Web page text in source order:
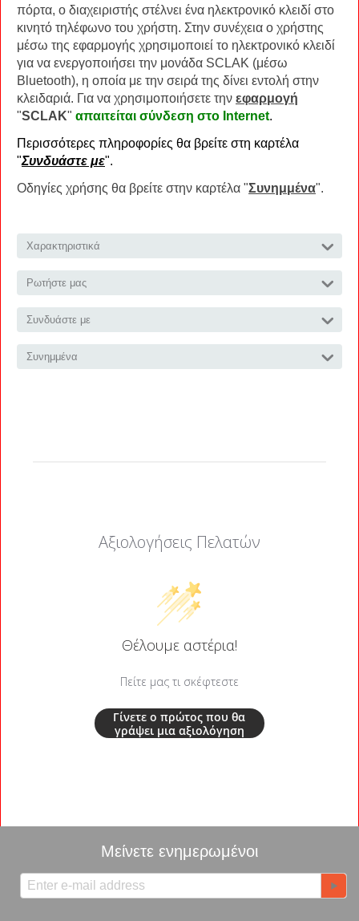
πόρτα, ο διαχειριστής στέλνει ένα ηλεκτρονικό κλειδί στο
κινητό τηλέφωνο του χρήστη. Στην συνέχεια ο χρήστης
μέσω της εφαρμογής χρησιμοποιεί το ηλεκτρονικό κλειδί
για να ενεργοποιήσει την μονάδα SCLAK (μέσω
Bluetooth), η οποία με την σειρά της δίνει εντολή στην
κλειδαριά. Για να χρησιμοποιήσετε την εφαρμογή
"SCLAK" απαιτείται σύνδεση στο Internet.
Περισσότερες πληροφορίες θα βρείτε στη καρτέλα
"Συνδυάστε με".
Οδηγίες χρήσης θα βρείτε στην καρτέλα "Συνημμένα".
Χαρακτηριστικά
Ρωτήστε μας
Συνδυάστε με
Συνημμένα
Αξιολογήσεις Πελατών
Θέλουμε αστέρια!
Πείτε μας τι σκέφτεστε
Γίνετε ο πρώτος που θα
γράψει μια αξιολόγηση
Μείνετε ενημερωμένοι